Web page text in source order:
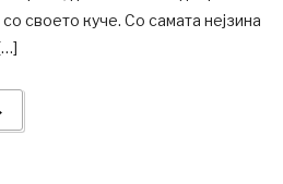
своето куче. Со самата нејзина